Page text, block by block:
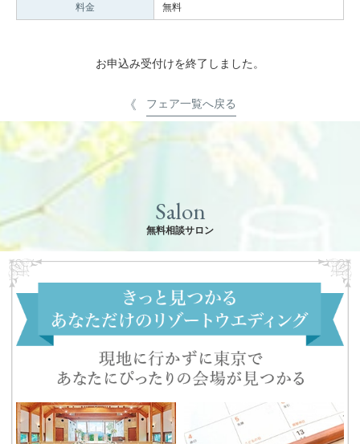
料金 無料
お申込み受付けを終了しました。
フェア一覧へ戻る
Salon
無料相談サロン